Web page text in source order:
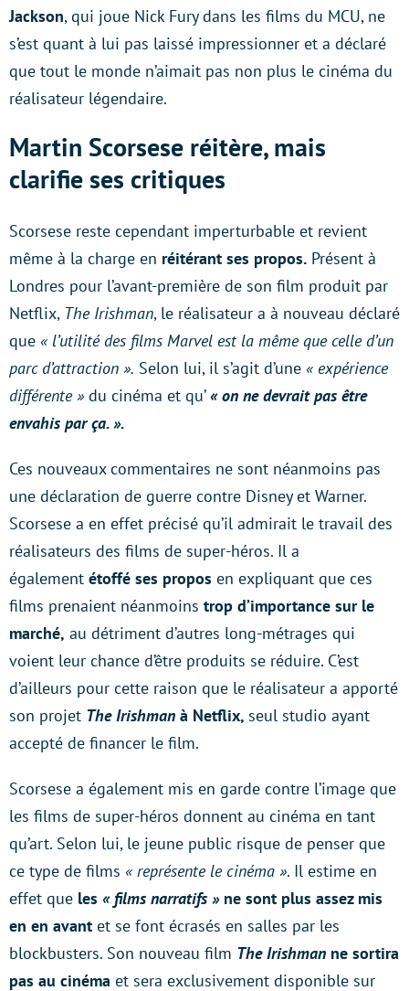
Jackson, qui joue Nick Fury dans les films du MCU, ne
s’est quant à lui pas laissé impressionner et a déclaré
que tout le monde n’aimait pas non plus le cinéma du
réalisateur légendaire.
Martin Scorsese réitère, mais
clarifie ses critiques
Scorsese reste cependant imperturbable et revient
même à la charge en réitérant ses propos. Présent à
Londres pour l’avant-première de son film produit par
Netflix, The Irishman, le réalisateur a à nouveau déclaré
que « l’utilité des films Marvel est la même que celle d’un
parc d’attraction ». Selon lui, il s’agit d’une « expérience
différente » du cinéma et qu’« on ne devrait pas être
envahis par ça. ».
Ces nouveaux commentaires ne sont néanmoins pas
une déclaration de guerre contre Disney et Warner.
Scorsese a en effet précisé qu’il admirait le travail des
réalisateurs des films de super-héros. Il a
également étoffé ses propos en expliquant que ces
films prenaient néanmoins trop d’importance sur le
marché, au détriment d’autres long-métrages qui
voient leur chance d’être produits se réduire. C’est
d’ailleurs pour cette raison que le réalisateur a apporté
son projet The Irishman à Netflix, seul studio ayant
accepté de financer le film.
Scorsese a également mis en garde contre l’image que
les films de super-héros donnent au cinéma en tant
qu’art. Selon lui, le jeune public risque de penser que
ce type de films « représente le cinéma ». Il estime en
effet que les « films narratifs » ne sont plus assez mis
en en avant et se font écrasés en salles par les
blockbusters. Son nouveau film The Irishman ne sortira
pas au cinéma et sera exclusivement disponible sur